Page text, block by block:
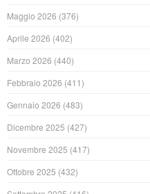
Maggio 2026 (376)
Aprile 2026 (402)
Marzo 2026 (440)
Febbraio 2026 (411)
Gennaio 2026 (483)
Dicembre 2025 (427)
Novembre 2025 (417)
Ottobre 2025 (432)